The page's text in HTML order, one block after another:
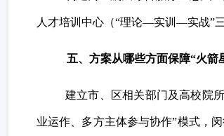
人才培训中心（“理论—实训—实战”
五、方案从哪些方面保障“火箭
建立市、区相关部门及高校院
业运作、多方主体参与协作”模式，